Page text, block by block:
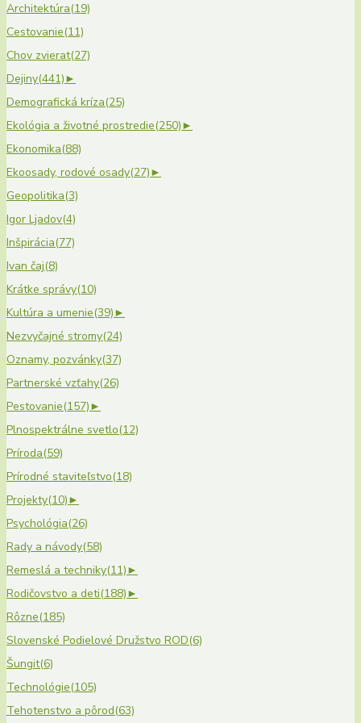
Architektúra(19)
Cestovanie(11)
Chov zvierat(27)
Dejiny(441)►
Demografická kríza(25)
Ekológia a životné prostredie(250)►
Ekonomika(88)
Ekoosady, rodové osady(27)►
Geopolitika(3)
Igor Ljadov(4)
Inšpirácia(77)
Ivan čaj(8)
Krátke správy(10)
Kultúra a umenie(39)►
Nezvyčajné stromy(24)
Oznamy, pozvánky(37)
Partnerské vzťahy(26)
Pestovanie(157)►
Plnospektrálne svetlo(12)
Príroda(59)
Prírodné staviteľstvo(18)
Projekty(10)►
Psychológia(26)
Rady a návody(58)
Remeslá a techniky(11)►
Rodičovstvo a deti(188)►
Rôzne(185)
Slovenské Podielové Družstvo ROD(6)
Šungit(6)
Technológie(105)
Tehotenstvo a pôrod(63)